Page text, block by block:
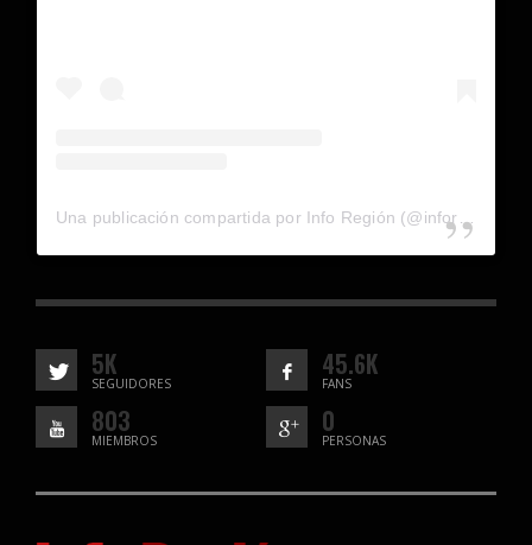
Una publicación compartida por Info Región (@inforegion_redes)
5K
SEGUIDORES
45.6K
FANS
803
MIEMBROS
0
PERSONAS